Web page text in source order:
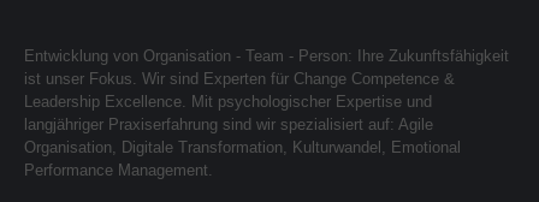
Entwicklung von Organisation - Team - Person: Ihre Zukunftsfähigkeit
ist unser Fokus. Wir sind Experten für Change Competence &
Leadership Excellence. Mit psychologischer Expertise und
langjähriger Praxiserfahrung sind wir spezialisiert auf: Agile
Organisation, Digitale Transformation, Kulturwandel, Emotional
Performance Management.